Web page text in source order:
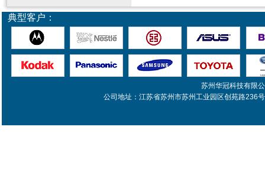
典型客户：
苏州华冠科技有限
公司地址：江苏省苏州市苏州工业园区创苑路